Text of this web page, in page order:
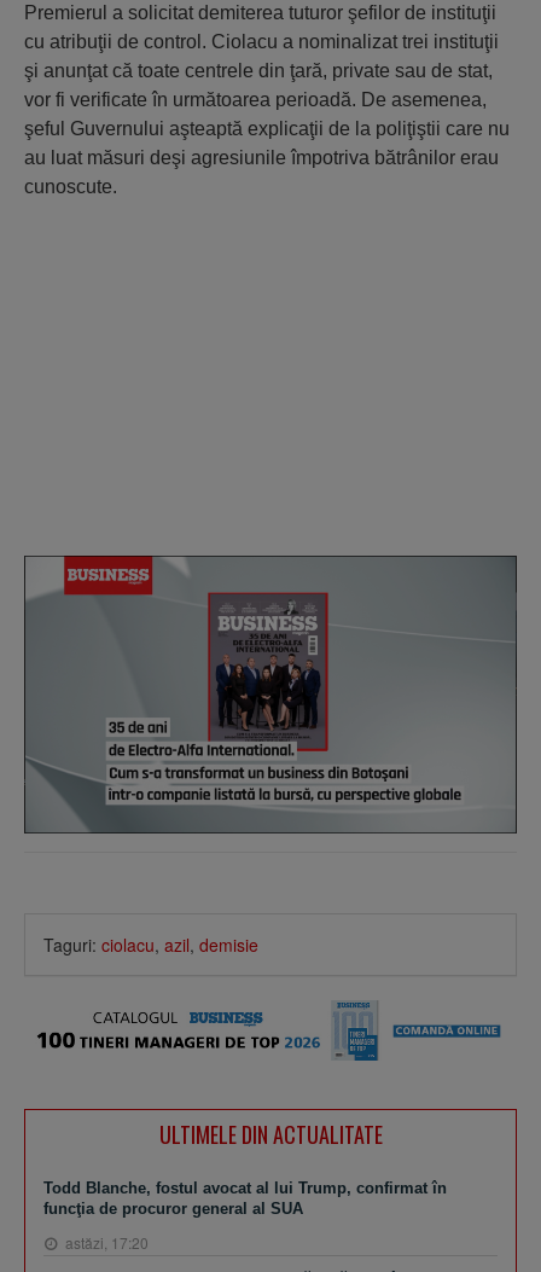
Premierul a solicitat demiterea tuturor şefilor de instituţii
cu atribuţii de control. Ciolacu a nominalizat trei instituţii
şi anunţat că toate centrele din ţară, private sau de stat,
vor fi verificate în următoarea perioadă. De asemenea,
şeful Guvernului aşteaptă explicaţii de la poliţiştii care nu
au luat măsuri deşi agresiunile împotriva bătrânilor erau
cunoscute.
Taguri: ciolacu, azil, demisie
ULTIMELE DIN ACTUALITATE
Todd Blanche, fostul avocat al lui Trump, confirmat în
funcţia de procuror general al SUA
astăzi, 17:20